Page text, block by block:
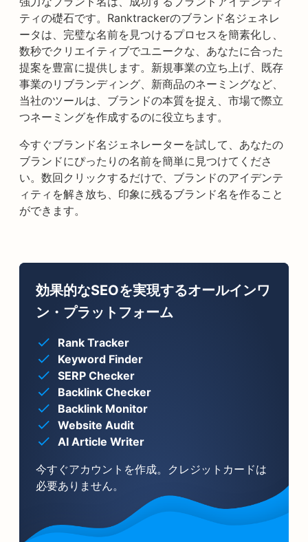
ティの礎石です。Ranktrackerのブランド名ジェネレ
ータは、完璧な名前を見つけるプロセスを簡素化し、
数秒でクリエイティブでユニークな、あなたに合った
提案を豊富に提供します。新規事業の立ち上げ、既存
事業のリブランディング、新商品のネーミングなど、
当社のツールは、ブランドの本質を捉え、市場で際立
つネーミングを作成するのに役立ちます。
今すぐブランド名ジェネレーターを試して、あなたの
ブランドにぴったりの名前を簡単に見つけてくださ
い。数回クリックするだけで、ブランドのアイデンテ
ィティを解き放ち、印象に残るブランド名を作ること
ができます。
効果的なSEOを実現するオールインワ
ン・プラットフォーム
Rank Tracker
Keyword Finder
SERP Checker
Backlink Checker
Backlink Monitor
Website Audit
AI Article Writer
今すぐアカウントを作成。クレジットカードは
必要ありません。